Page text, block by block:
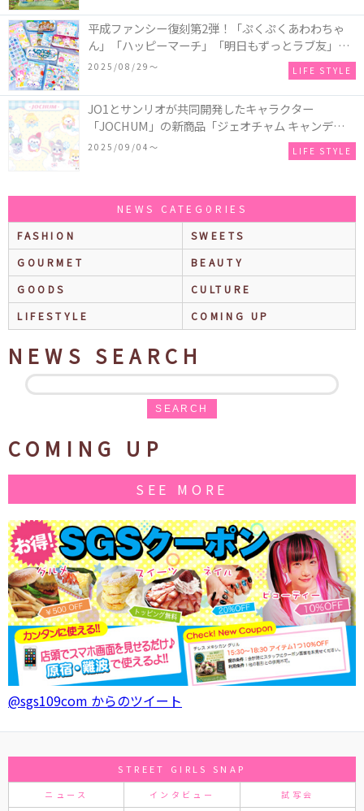
平成ファンシー復刻第2弾！「ぷくぷくあわわちゃ
ん」「ハッピーマーチ」「明日もずっとラブ友」な
どの「カンペンケース」や「遊べるメモ帳」が発売
2025/08/29〜 LIFE STYLE
JO1とサンリオが共同開発したキャラクター
「JOCHUM」の新商品「ジェオチャム キャンディデ
ザインシリーズ」が発売！一部店舗限定で特別装飾
2025/09/04〜 LIFE STYLE
NEWS CATEGORIES
FASHION
SWEETS
GOURMET
BEAUTY
GOODS
CULTURE
LIFESTYLE
COMING UP
NEWS SEARCH
SEARCH
COMING UP
SEE MORE
@sgs109com からのツイート
STREET GIRLS SNAP
ニュース インタビュー 試写会